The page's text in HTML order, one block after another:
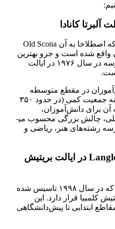
مدرسه Old Scona Academic که اصطلاحا به آن Old Scona
واقع شده است و جزو بهترین
مدارس کانادا می­باشد. این مدرسه در سال ۱۹۷۶ در ایالت
در مقطع متوسطه
است. مدرسه Old Scona سالانه جمعیت کمی (در حدود ۳۵۰
آن برای دانش‌آموزان،
مخصوصاً دانش‌آموزان بین‌المللی، چالش بزرگی محسوب می­
رشته‌‌های هنر، ریاضی و
مدرسه Langley Fundamental در ایالت بریتیش
مدرسه Langley Fundamental که در سال ۱۹۹۸ تاسیس شده
کلمبیا قرار دارد. این
ابتدایی تا پیش‌دانشگاهی